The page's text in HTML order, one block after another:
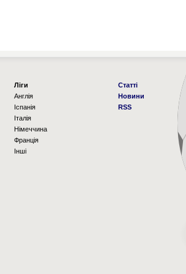
Ліги
Англія
Іспанія
Італія
Німеччина
Франція
Інші
Статті
Новини
RSS